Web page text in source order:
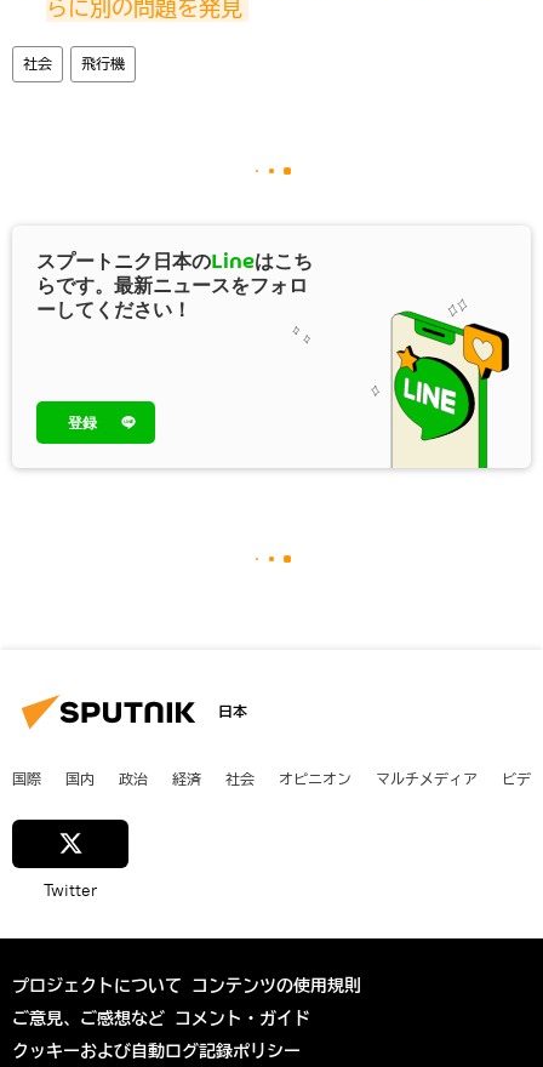
らに別の問題を発見
社会 飛行機
スプートニク日本のLineはこち
らです。最新ニュースをフォロ
ーしてください！
登録
日本
国際 国内 政治 経済 社会 オピニオン マルチメディア ビデ
Twitter
プロジェクトについて コンテンツの使用規則
ご意見、ご感想など コメント・ガイド
クッキーおよび自動ログ記録ポリシー